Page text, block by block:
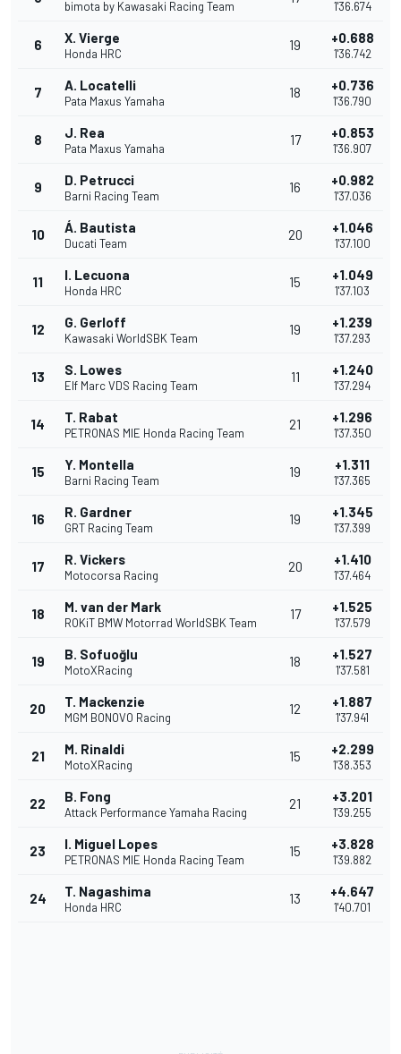
bimota by Kawasaki Racing Team 1'36.674
6 X. Vierge
Honda HRC
19 +0.688
1'36.742
7 A. Locatelli
Pata Maxus Yamaha
18 +0.736
1'36.790
8 J. Rea
Pata Maxus Yamaha
17 +0.853
1'36.907
9 D. Petrucci
Barni Racing Team
16 +0.982
1'37.036
10 Á. Bautista
Ducati Team
20 +1.046
1'37.100
11 I. Lecuona
Honda HRC
15 +1.049
1'37.103
12 G. Gerloff
Kawasaki WorldSBK Team
19 +1.239
1'37.293
13 S. Lowes
Elf Marc VDS Racing Team
11 +1.240
1'37.294
14 T. Rabat
PETRONAS MIE Honda Racing Team
21 +1.296
1'37.350
15 Y. Montella
Barni Racing Team
19 +1.311
1'37.365
16 R. Gardner
GRT Racing Team
19 +1.345
1'37.399
17 R. Vickers
Motocorsa Racing
20 +1.410
1'37.464
18 M. van der Mark
ROKiT BMW Motorrad WorldSBK Team
17 +1.525
1'37.579
19 B. Sofuoğlu
MotoXRacing
18 +1.527
1'37.581
20 T. Mackenzie
MGM BONOVO Racing
12 +1.887
1'37.941
21 M. Rinaldi
MotoXRacing
15 +2.299
1'38.353
22 B. Fong
Attack Performance Yamaha Racing
21 +3.201
1'39.255
23 I. Miguel Lopes
PETRONAS MIE Honda Racing Team
15 +3.828
1'39.882
24 T. Nagashima
Honda HRC
13 +4.647
1'40.701